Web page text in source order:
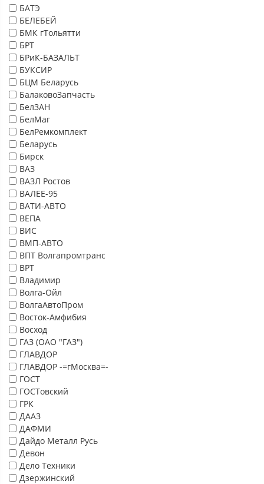
БАТЭ
БЕЛЕБЕЙ
БМК гТольятти
БРТ
БРиК-БАЗАЛЬТ
БУКСИР
БЦМ Беларусь
БалаковоЗапчасть
БелЗАН
БелМаг
БелРемкомплект
Беларусь
Бирск
ВАЗ
ВАЗЛ Ростов
ВАЛЕЕ-95
ВАТИ-АВТО
ВЕПА
ВИС
ВМП-АВТО
ВПТ Волгапромтранс
ВРТ
Владимир
Волга-Ойл
ВолгаАвтоПром
Восток-Амфибия
Восход
ГАЗ (ОАО "ГАЗ")
ГЛАВДОР
ГЛАВДОР -=гМосква=-
ГОСТ
ГОСТовский
ГРК
ДААЗ
ДАФМИ
Дайдо Металл Русь
Девон
Дело Техники
Дзержинский